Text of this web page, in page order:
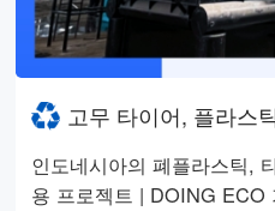
고무 타이어, 플라스
인도네시아의 폐플라스틱,
용 프로젝트 | DOING ECO